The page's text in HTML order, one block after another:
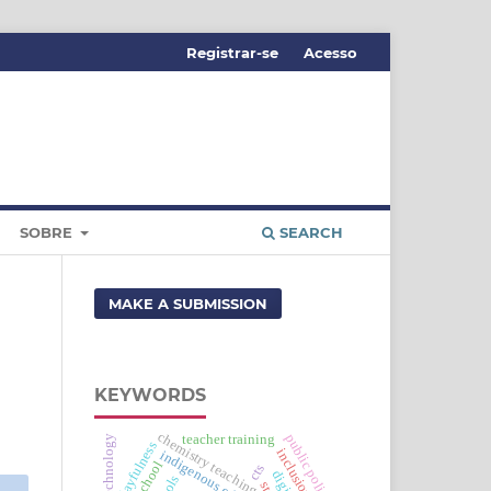
SOBRE SEARCH
Registrar-se Acesso
MAKE A SUBMISSION
KEYWORDS
schoolchemistry teaching
cts inclusion
playfulness public policies
teacher training